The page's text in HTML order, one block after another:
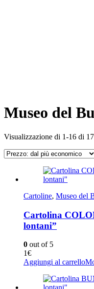
Museo del
Visualizzazione di 1-16 di
Cartoline, Museo del
Cartolina
lontani”
0 out of 5
1€
Aggiungi al carrello